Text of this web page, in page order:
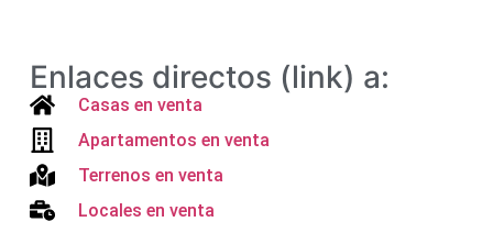
Enlaces directos (link) a:
Casas en venta
Apartamentos en venta
Terrenos en venta
Locales en venta